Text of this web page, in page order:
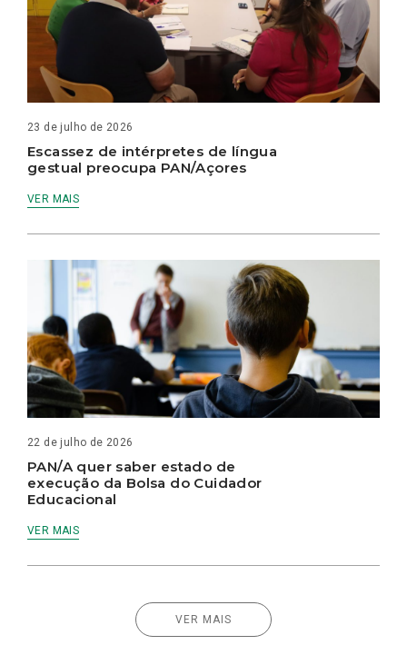
23 de julho de 2026
Escassez de intérpretes de língua
gestual preocupa PAN/Açores
VER MAIS
22 de julho de 2026
PAN/A quer saber estado de
execução da Bolsa do Cuidador
Educacional
VER MAIS
VER MAIS